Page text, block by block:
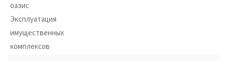
оазис
Эксплуатация
имущественных
комплексов